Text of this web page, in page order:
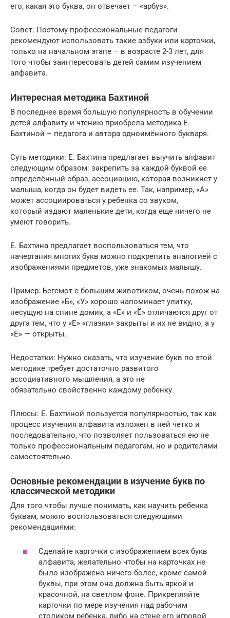
его, какая это буква, он отвечает – «арбуз».
Совет: Поэтому профессиональные педагоги
рекомендуют использовать такие азбуки или карточки,
только на начальном этапе – в возрасте 2-3 лет, для
того чтобы заинтересовать детей самим изучением
алфавита.
Интересная методика Бахтиной
В последнее время большую популярность в обучении
детей алфавиту и чтению приобрела методика Е.
Бахтиной – педагога и автора одноимённого букваря.
Суть методики: Е. Бахтина предлагает выучить алфавит
следующим образом: закрепить за каждой буквой ее
определённый образ, ассоциацию, которая возникнет у
малыша, когда он будет видеть ее. Так, например, «А»
может ассоциироваться у ребенка со звуком,
который издают маленькие дети, когда еще ничего не
умеют говорить.
Е. Бахтина предлагает воспользоваться тем, что
начертания многих букв можно подкрепить аналогией с
изображениями предметов, уже знакомых малышу.
Пример: Бегемот с большим животиком, очень похож на
изображение «Б», «У» хорошо напоминает улитку,
несущую на спине домик, а «Е» и «Ё» отличаются друг от
друга тем, что у «Е» «глазки» закрыты и их не видно, а у
«Ё» — открыты.
Недостатки: Нужно сказать, что изучение букв по этой
методике требует достаточно развитого
ассоциативного мышления, а это не
обязательно свойственно каждому ребенку.
Плюсы: Е. Бахтиной пользуется популярностью, так как
процесс изучения алфавита изложен в ней четко и
последовательно, что позволяет пользоваться ею не
только профессиональным педагогам, но и родителями
самостоятельно.
Основные рекомендации в изучение букв по
классической методики
Для того чтобы лучше понимать, как научить ребенка
буквам, можно воспользоваться следующими
рекомендациями:
Сделайте карточки с изображением всех букв
алфавита, желательно чтобы на карточках не
было изображено ничего более, кроме самой
буквы, при этом она должна быть яркой и
красочной, на светлом фоне. Прикрепляйте
карточки по мере изучения над рабочим
столиком ребенка, либо на стене его игровой